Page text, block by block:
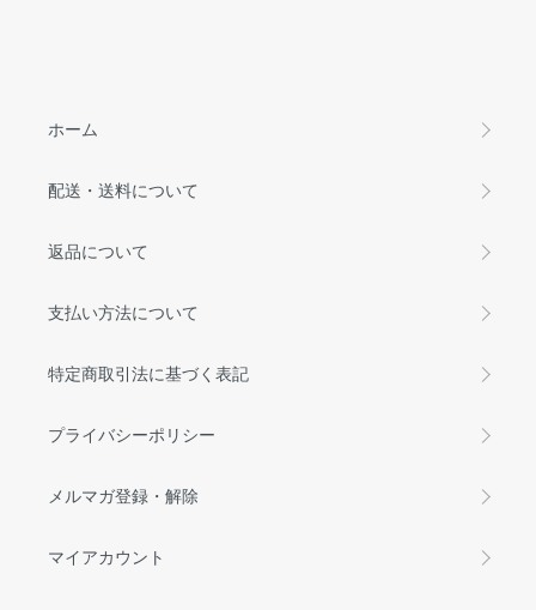
ホーム
配送・送料について
返品について
支払い方法について
特定商取引法に基づく表記
プライバシーポリシー
メルマガ登録・解除
マイアカウント